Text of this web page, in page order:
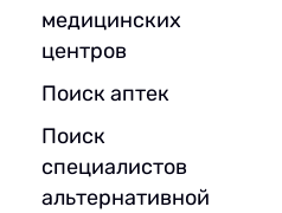
медицинских
центров
Поиск аптек
Поиск
специалистов
альтернативной